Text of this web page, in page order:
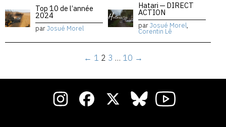
Top 10 de l’année
2024
parJosué Morel
Hatari — DIRECT
ACTION
parJosué Morel,
Corentin Lê
← 1 2 3 … 10 →